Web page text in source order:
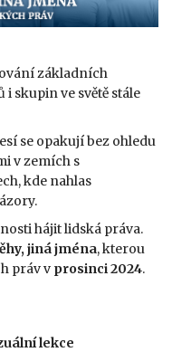
základních
skupin ve světě stále
se opakují bez ohledu
v zemích s
kde nahlas
hájit lidská práva.
jiná jména, kterou
práv v prosinci 2024.
lekce